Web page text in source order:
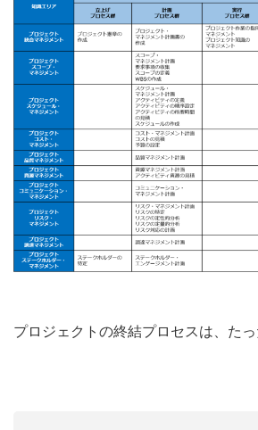
プロジェクトの終結プロセスは、たっ